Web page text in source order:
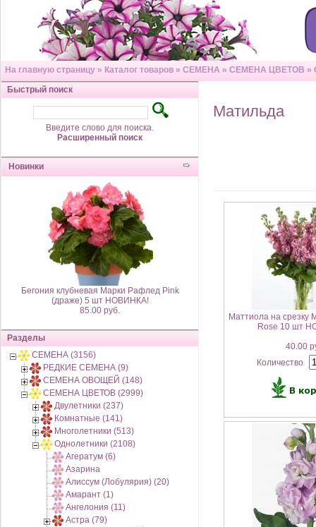
На главную страницу » Каталог товаров » СЕМЕНА » СЕМЕНА ЦВЕТОВ »
Быстрый поиск
Введите слово для поиска.
Расширенный поиск
Новинки
Бегония клубневая Марки Рафлед Pink
(драже) 5 шт НОВИНКА!
85.00 руб.
Разделы
СЕМЕНА (3156)
РЕДКИЕ СЕМЕНА (9)
СЕМЕНА ОВОЩЕЙ (148)
СЕМЕНА ЦВЕТОВ (2999)
Двулетники (237)
Комнатные (141)
Многолетники (513)
Однолетники (2108)
Агератум (6)
Азарина
Алиссум (Лобулярия) (20)
Амарант (1)
Ангелония (11)
Астра (79)
Матильда
Маттиола на срезку
Rose 10 шт
40.00
Количество